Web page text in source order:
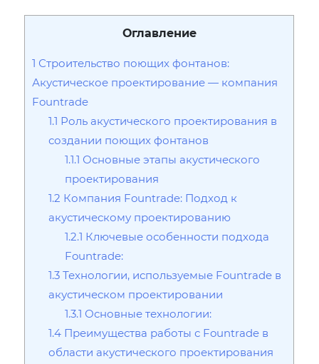
Оглавление
1 Строительство поющих фонтанов:
Акустическое проектирование — компания
Fountrade
1.1 Роль акустического проектирования в
создании поющих фонтанов
1.1.1 Основные этапы акустического
проектирования
1.2 Компания Fountrade: Подход к
акустическому проектированию
1.2.1 Ключевые особенности подхода
Fountrade:
1.3 Технологии, используемые Fountrade в
акустическом проектировании
1.3.1 Основные технологии:
1.4 Преимущества работы с Fountrade в
области акустического проектирования